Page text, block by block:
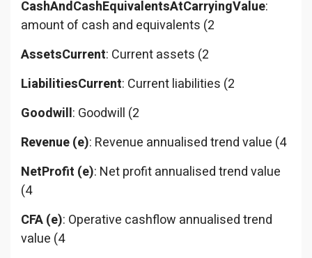
CashAndCashEquivalentsAtCarryingValue:
amount of cash and equivalents (2
AssetsCurrent: Current assets (2
LiabilitiesCurrent: Current liabilities (2
Goodwill: Goodwill (2
Revenue (e): Revenue annualised trend value (4
NetProfit (e): Net profit annualised trend value
(4
CFA (e): Operative cashflow annualised trend
value (4